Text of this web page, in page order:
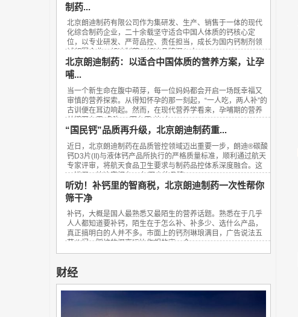
制药...
北京朗迪制药有限公司作为集研发、生产、销售于一体的现代
化综合制药企业，二十余载坚守适合中国人体质的钙核心定
位，以专业研发、严苛品控、责任担当，成长为国内钙制剂领
域领军企业，朗迪制药、朗迪品牌深入人...
北京朗迪制药：以适合中国体质的营养方案，让孕
哺...
当一个新生命在腹中萌芽，每一位妈妈都会开启一场既幸福又
审慎的营养探索。从得知怀孕的那一刻起，“一人吃，两人补”的
古训便在耳边响起。然而，在现代营养学看来，孕哺期的营养
关键不在于“多吃”，而在于“补对”。...
“国民钙”品质再升级，北京朗迪制药重...
近日，北京朗迪制药在品质管控领域迈出重要一步，朗迪®碳酸
钙D3片(II)与液体钙产品所执行的严格质量标准，顺利通过航天
专家评审，将航天食品卫生要求与制药品控体系深度融合。这
一进展，让这家拥有23年历史的品牌...
听劝！补钙里的智商税，北京朗迪制药一次性帮你
筛干净
补钙，大概是国人最熟悉又最陌生的营养话题。熟悉在于几乎
人人都知道要补钙，陌生在于怎么补、补多少、选什么产品，
真正搞明白的人并不多。市面上的钙剂琳琅满目，广告说法五
花八门，踩坑的概率远比你想的高。今...
财经